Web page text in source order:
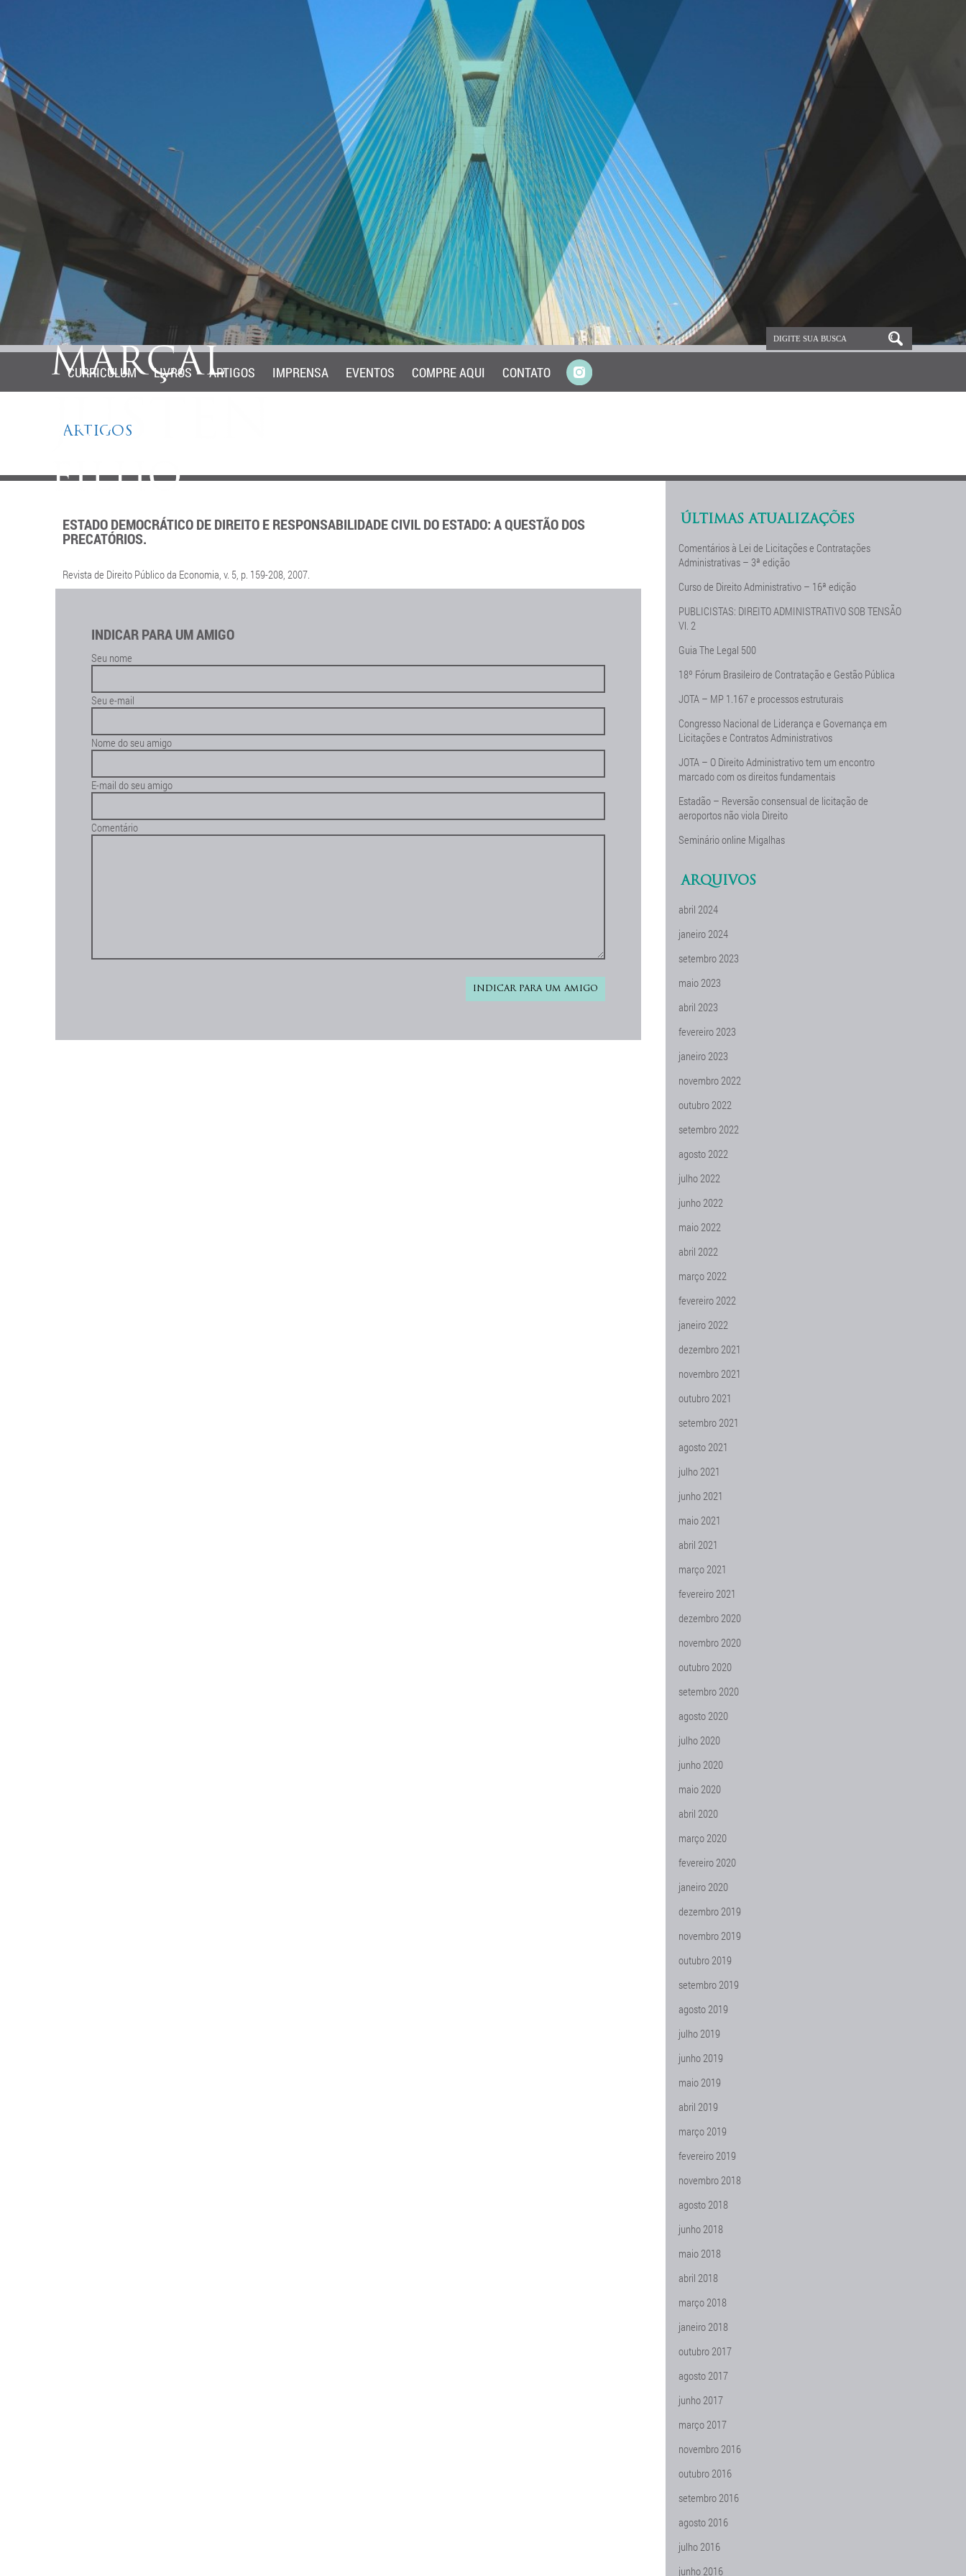
CURRICULUM LIVROS ARTIGOS IMPRENSA EVENTOS COMPRE AQUI CONTATO
ARTIGOS
ESTADO DEMOCRÁTICO DE DIREITO E RESPONSABILIDADE CIVIL DO ESTADO: A QUESTÃO DOS
PRECATÓRIOS.
Revista de Direito Público da Economia, v. 5, p. 159-208, 2007.
INDICAR PARA UM AMIGO
Seu nome
Seu e-mail
Nome do seu amigo
E-mail do seu amigo
Comentário
ÚLTIMAS ATUALIZAÇÕES
Comentários à Lei de Licitações e Contratações
Administrativas – 3ª edição
Curso de Direito Administrativo – 16ª edição
PUBLICISTAS: DIREITO ADMINISTRATIVO SOB TENSÃO
Vl. 2
Guia The Legal 500
18º Fórum Brasileiro de Contratação e Gestão Pública
JOTA – MP 1.167 e processos estruturais
Congresso Nacional de Liderança e Governança em
Licitações e Contratos Administrativos
JOTA – O Direito Administrativo tem um encontro
marcado com os direitos fundamentais
Estadão – Reversão consensual de licitação de
aeroportos não viola Direito
Seminário online Migalhas
ARQUIVOS
abril 2024
janeiro 2024
setembro 2023
maio 2023
abril 2023
fevereiro 2023
janeiro 2023
novembro 2022
outubro 2022
setembro 2022
agosto 2022
julho 2022
junho 2022
maio 2022
abril 2022
março 2022
fevereiro 2022
janeiro 2022
dezembro 2021
novembro 2021
outubro 2021
setembro 2021
agosto 2021
julho 2021
junho 2021
maio 2021
abril 2021
março 2021
fevereiro 2021
dezembro 2020
novembro 2020
outubro 2020
setembro 2020
agosto 2020
julho 2020
junho 2020
maio 2020
abril 2020
março 2020
fevereiro 2020
janeiro 2020
dezembro 2019
novembro 2019
outubro 2019
setembro 2019
agosto 2019
julho 2019
junho 2019
maio 2019
abril 2019
março 2019
fevereiro 2019
novembro 2018
agosto 2018
junho 2018
maio 2018
abril 2018
março 2018
janeiro 2018
outubro 2017
agosto 2017
junho 2017
março 2017
novembro 2016
outubro 2016
setembro 2016
agosto 2016
julho 2016
junho 2016